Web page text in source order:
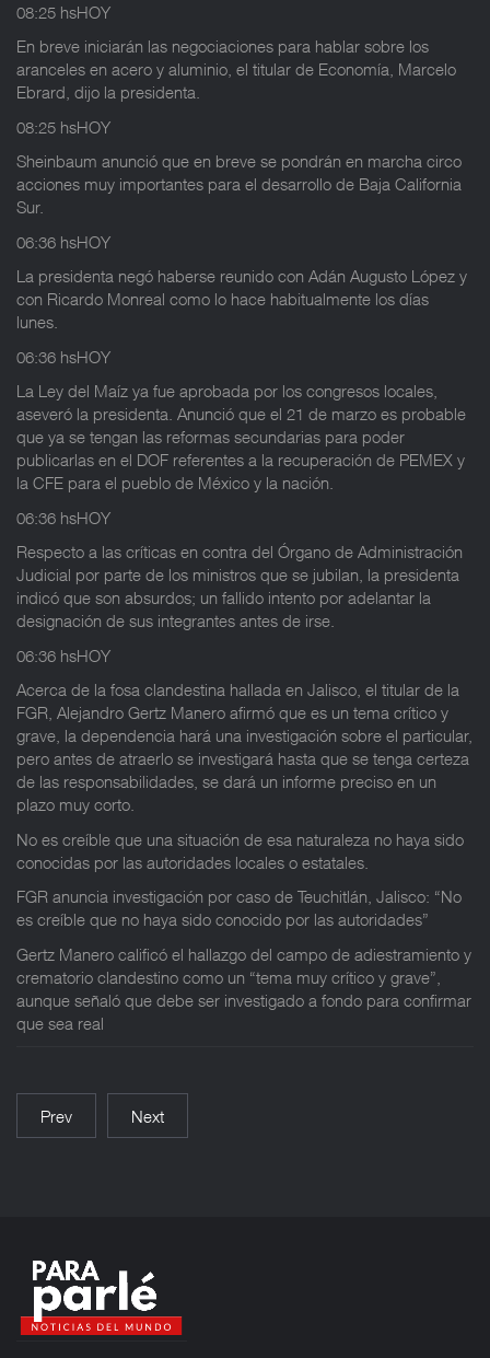
08:25 hsHOY
En breve iniciarán las negociaciones para hablar sobre los
aranceles en acero y aluminio, el titular de Economía, Marcelo
Ebrard, dijo la presidenta.
08:25 hsHOY
Sheinbaum anunció que en breve se pondrán en marcha circo
acciones muy importantes para el desarrollo de Baja California
Sur.
06:36 hsHOY
La presidenta negó haberse reunido con Adán Augusto López y
con Ricardo Monreal como lo hace habitualmente los días
lunes.
06:36 hsHOY
La Ley del Maíz ya fue aprobada por los congresos locales,
aseveró la presidenta. Anunció que el 21 de marzo es probable
que ya se tengan las reformas secundarias para poder
publicarlas en el DOF referentes a la recuperación de PEMEX y
la CFE para el pueblo de México y la nación.
06:36 hsHOY
Respecto a las críticas en contra del Órgano de Administración
Judicial por parte de los ministros que se jubilan, la presidenta
indicó que son absurdos; un fallido intento por adelantar la
designación de sus integrantes antes de irse.
06:36 hsHOY
Acerca de la fosa clandestina hallada en Jalisco, el titular de la
FGR, Alejandro Gertz Manero afirmó que es un tema crítico y
grave, la dependencia hará una investigación sobre el particular,
pero antes de atraerlo se investigará hasta que se tenga certeza
de las responsabilidades, se dará un informe preciso en un
plazo muy corto.
No es creíble que una situación de esa naturaleza no haya sido
conocidas por las autoridades locales o estatales.
FGR anuncia investigación por caso de Teuchitlán, Jalisco: “No
es creíble que no haya sido conocido por las autoridades”
Gertz Manero calificó el hallazgo del campo de adiestramiento y
crematorio clandestino como un “tema muy crítico y grave”,
aunque señaló que debe ser investigado a fondo para confirmar
que sea real
Prev Next